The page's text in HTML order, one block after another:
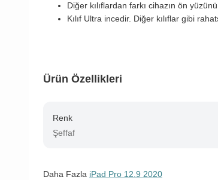
Diğer kılıflardan farkı cihazın ön
Kılıf Ultra incedir. Diğer kılıflar gibi
Ürün Özellikleri
Renk
Şeffaf
Daha Fazla iPad Pro 12.9 2020